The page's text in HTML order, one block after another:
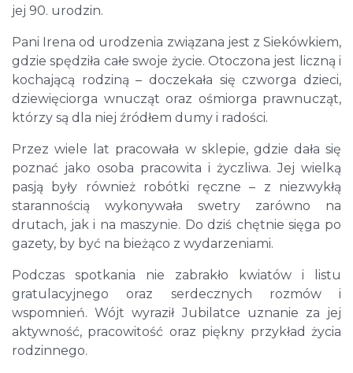
jej 90. urodzin.
Pani Irena od urodzenia związana jest z Siekówkiem,
gdzie spędziła całe swoje życie. Otoczona jest liczną i
kochającą rodziną – doczekała się czworga dzieci,
dziewięciorga wnucząt oraz ośmiorga prawnucząt,
którzy są dla niej źródłem dumy i radości.
Przez wiele lat pracowała w sklepie, gdzie dała się
poznać jako osoba pracowita i życzliwa. Jej wielką
pasją były również robótki ręczne – z niezwykłą
starannością wykonywała swetry zarówno na
drutach, jak i na maszynie. Do dziś chętnie sięga po
gazety, by być na bieżąco z wydarzeniami.
Podczas spotkania nie zabrakło kwiatów i listu
gratulacyjnego oraz serdecznych rozmów i
wspomnień. Wójt wyraził Jubilatce uznanie za jej
aktywność, pracowitość oraz piękny przykład życia
rodzinnego.